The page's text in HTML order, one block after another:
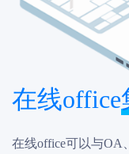
在线office
在线office可以与OA